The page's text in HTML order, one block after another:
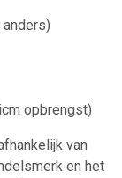
opbrengst)
van
en het